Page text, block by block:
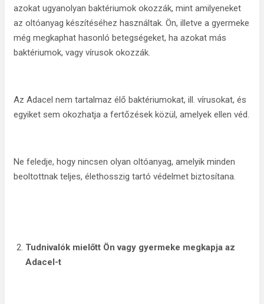
azokat ugyanolyan baktériumok okozzák, mint amilyeneket
az oltóanyag készítéséhez használtak. Ön, illetve a gyermeke
még megkaphat hasonló betegségeket, ha azokat más
baktériumok, vagy vírusok okozzák.
Az Adacel nem tartalmaz élő baktériumokat, ill. vírusokat, és
egyiket sem okozhatja a fertőzések közül, amelyek ellen véd.
Ne feledje, hogy nincsen olyan oltóanyag, amelyik minden
beoltottnak teljes, élethosszig tartó védelmet biztosítana.
Tudnivalók mielőtt Ön vagy gyermeke megkapja az
Adacel-t